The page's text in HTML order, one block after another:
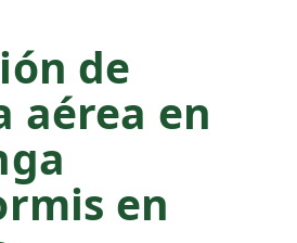
de
aérea en
en